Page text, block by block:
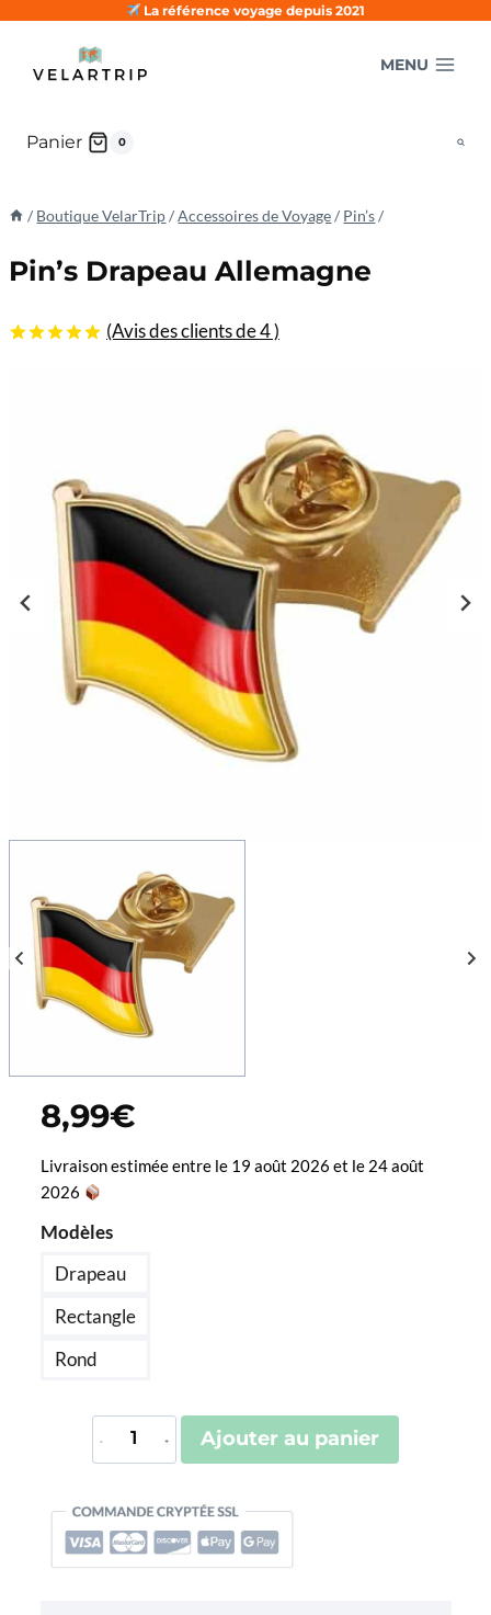
contenu
La référence voyage depuis 2021
MENU
Panier 0
/ Boutique VelarTrip / Accessoires de Voyage / Pin’s /
Pin’s Drapeau Allemagne
(Avis des clients de4)
8,99€
Livraison estimée entre le 19 août 2026 et le 24 août
2026
Modèles
Drapeau
Rectangle
Rond
quantité
de
Drapeau
Allemagne
Ajouter au panier